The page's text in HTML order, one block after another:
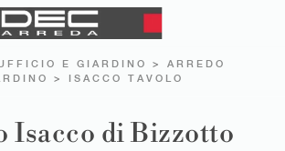
E GIARDINO > ARREDO
> ISACCO TAVOLO
Isacco di Bizzotto